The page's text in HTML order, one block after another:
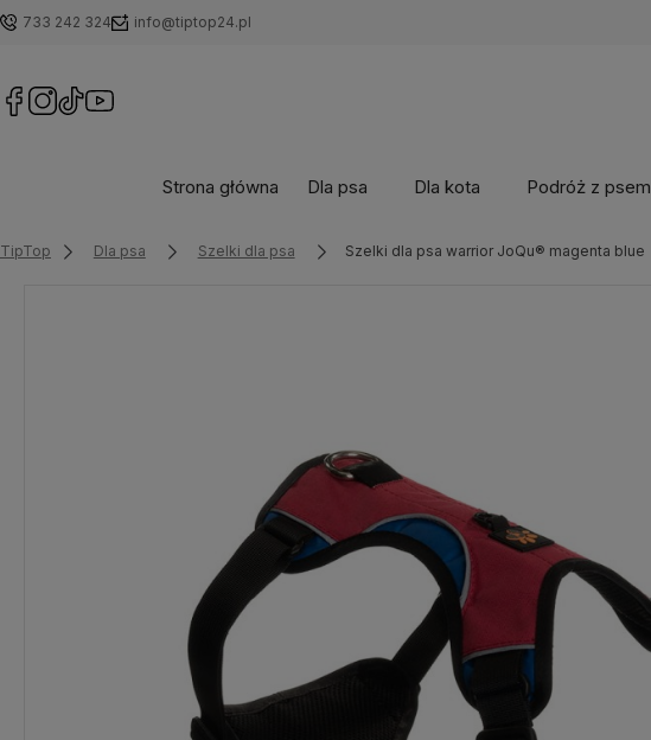
733 242 324 info@tiptop24.pl
Strona główna Dla psa Dla kota Podróż z psem
TipTop Dla psa Szelki dla psa Szelki dla psa warrior JoQu® magenta blue